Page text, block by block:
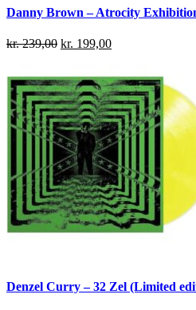
Danny Brown – Atrocity
kr.239,00 kr. 199,00
Denzel Curry – 32 Zel (Limited